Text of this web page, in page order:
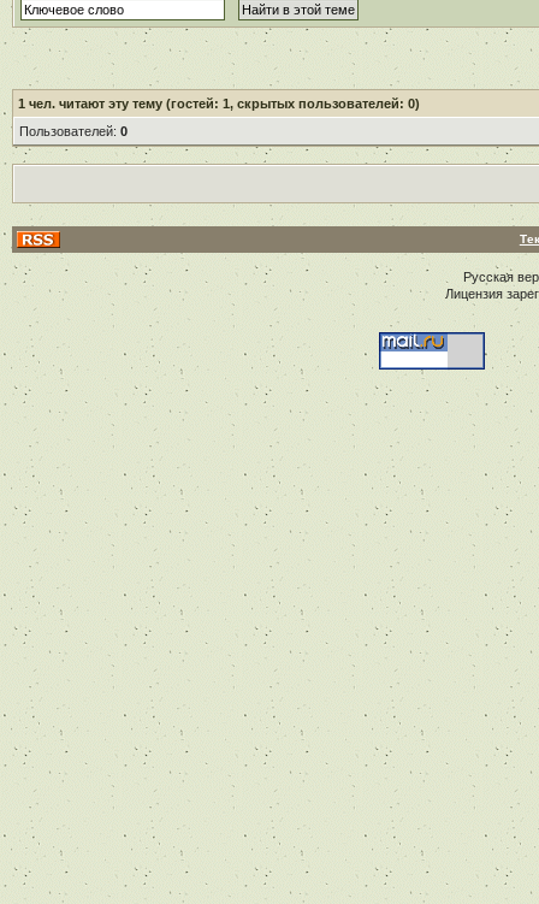
1 чел. читают эту тему (гостей: 1, скрытых пользователей: 0)
Пользователей: 0
Русская
Лицензия